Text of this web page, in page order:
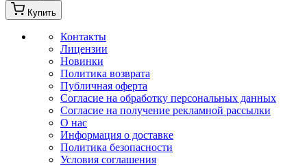
Купить
Контакты
Лицензии
Новинки
Политика возврата
Публичная оферта
Согласие на обработку персональных данных
Согласие на получение рекламной рассылки
О нас
Информация о доставке
Политика безопасности
Условия соглашения